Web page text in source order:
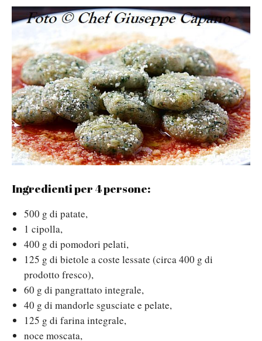
Ingredienti per 4 persone:
500 g di patate,
1 cipolla,
400 g di pomodori pelati,
125 g di bietole a coste lessate (circa 400 g di
prodotto fresco),
60 g di pangrattato integrale,
40 g di mandorle sgusciate e pelate,
125 g di farina integrale,
noce moscata,